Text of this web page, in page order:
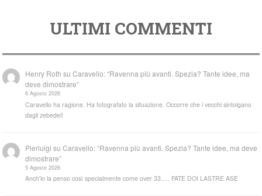
ULTIMI COMMENTI
Henry Roth suCaravello: “Ravenna più avanti. Spezia? Tante idee, ma
deve dimostrare”
6 Agosto 2026
Caravello ha ragione. Ha fotografato la situazione. Occorre che i vecchi sintolgano
dagli zebedei!
Pierluigi suCaravello: “Ravenna più avanti. Spezia? Tante idee, ma deve
dimostrare”
5 Agosto 2026
Anch'io la penso così specialmente come over 33..... FATE DOI LASTRE ASE